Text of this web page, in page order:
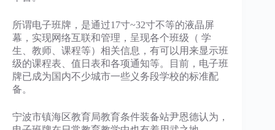
所谓电子班牌，是通过17寸~32寸不等的液晶屏
幕，实现网络互联和管理，呈现各个班级（ 学
生、教师、课程等）相关信息，有可以用来显示班
级的课程表、值日表和各项通知等。目前，电子班
牌已成为国内不少城市一些义务段学校的标准配
备。
宁波市镇海区教育局教育条件装备站尹恩德认为，